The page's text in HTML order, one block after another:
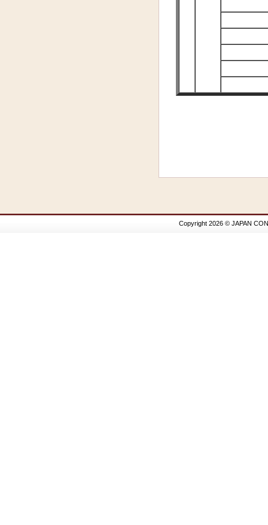
Copyright 2026 © JAPAN